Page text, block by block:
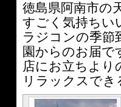
徳島県阿南市の
すごく気持ちい
ラジコンの季節
園からのお届で
店にお立ちより
リラックスでき